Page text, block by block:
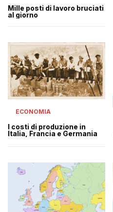
Mille posti di lavoro bruciati
al giorno
ECONOMIA
I costi di produzione in
Italia, Francia e Germania